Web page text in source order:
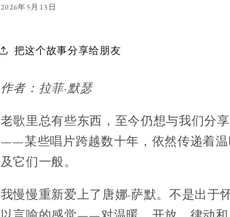
2026年5月13日
把这个故事分享给朋友
作者：拉菲·默瑟
老歌里总有些东西，至今仍想与我们分
——某些唱片跨越数十年，依然传递着
及它们一般。
我慢慢重新爱上了唐娜·萨默。不是出